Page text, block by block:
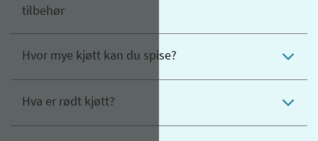
tilbehør
Hvor mye kjøtt kan du spise?
Hva er rødt kjøtt?